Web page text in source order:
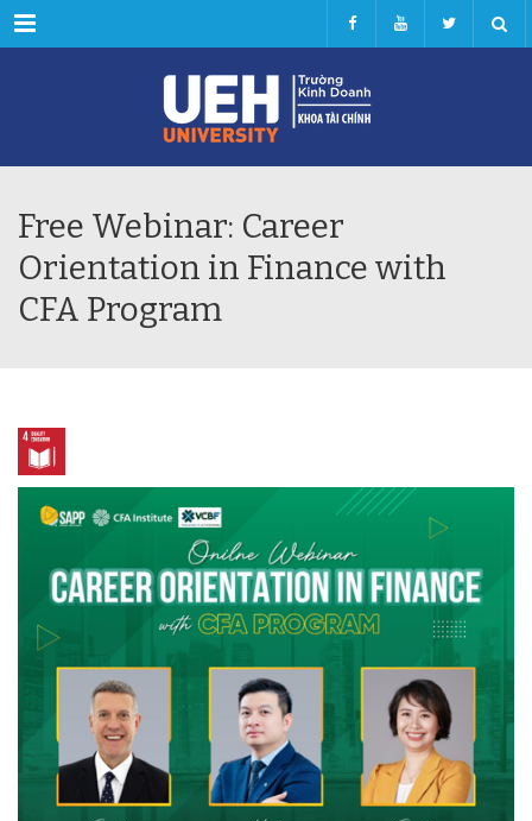
Menu
Free Webinar: Career
Orientation in Finance with
CFA Program